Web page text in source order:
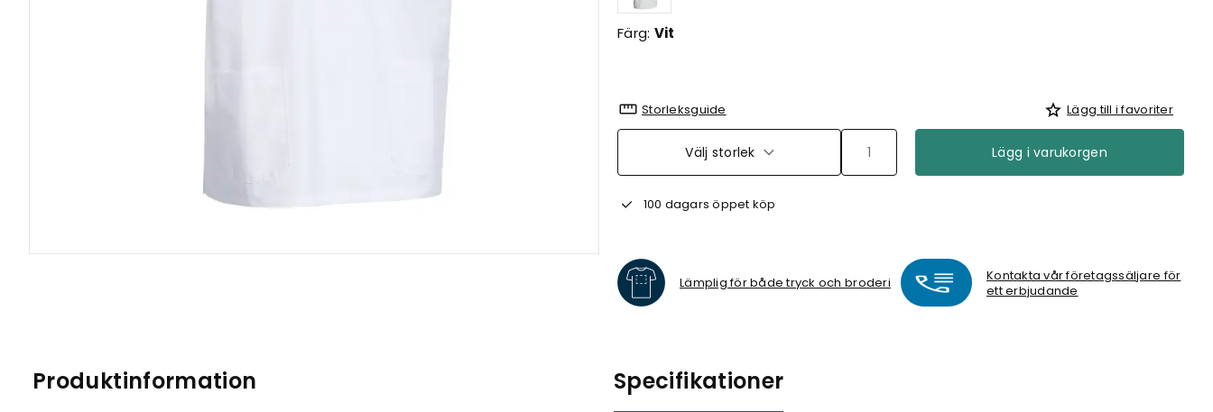
Färg: Vit
Storleksguide Lägg till i favoriter
Välj storlek Lägg i varukorgen
100 dagars öppet köp
Lämplig för både tryck och broderi
Kontakta vår företagssäljare för
ett erbjudande
Produktinformation Specifikationer